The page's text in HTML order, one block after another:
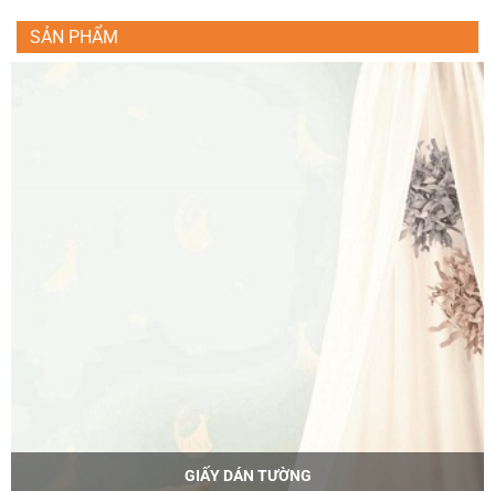
SẢN PHẨM
GIẤY DÁN TƯỜNG